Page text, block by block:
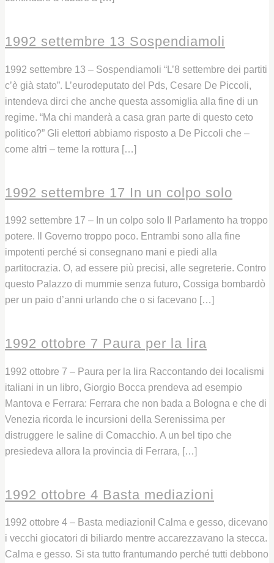
1992 settembre 13 Sospendiamoli
1992 settembre 13 – Sospendiamoli “L’8 settembre dei partiti
c’è già stato”. L’eurodeputato del Pds, Cesare De Piccoli,
intendeva dirci che anche questa assomiglia alla fine di un
regime. “Ma chi manderà a casa gran parte di questo ceto
politico?” Gli elettori abbiamo risposto a De Piccoli che –
come altri – teme la rottura […]
1992 settembre 17 In un colpo solo
1992 settembre 17 – In un colpo solo Il Parlamento ha troppo
potere. Il Governo troppo poco. Entrambi sono alla fine
impotenti perché si consegnano mani e piedi alla
partitocrazia. O, ad essere più precisi, alle segreterie. Contro
questo Palazzo di mummie senza futuro, Cossiga bombardò
per un paio d’anni urlando che o si facevano […]
1992 ottobre 7 Paura per la lira
1992 ottobre 7 – Paura per la lira Raccontando dei localismi
italiani in un libro, Giorgio Bocca prendeva ad esempio
Mantova e Ferrara: Ferrara che non bada a Bologna e che di
Venezia ricorda le incursioni della Serenissima per
distruggere le saline di Comacchio. A un bel tipo che
presiedeva allora la provincia di Ferrara, […]
1992 ottobre 4 Basta mediazioni
1992 ottobre 4 – Basta mediazioni! Calma e gesso, dicevano
i vecchi giocatori di biliardo mentre accarezzavano la stecca.
Calma e gesso. Si sta tutto frantumando perché tutti debbono